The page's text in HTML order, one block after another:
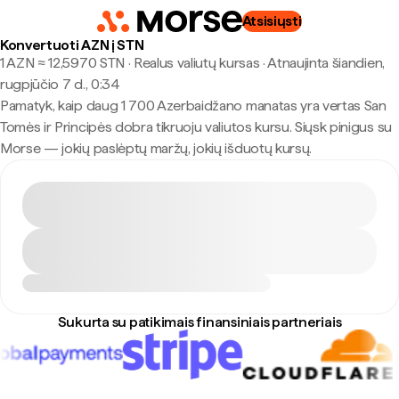
Atsisiųsti
Konvertuoti AZN į STN
1 AZN ≈ 12,5970 STN · Realus valiutų kursas ·Atnaujinta šiandien,
rugpjūčio 7 d., 0:34
Pamatyk, kaip daug 1 700 Azerbaidžano manatas yra vertas San
Tomės ir Principės dobra tikruoju valiutos kursu. Siųsk pinigus su
Morse — jokių paslėptų maržų, jokių išduotų kursų.
Sukurta su patikimais finansiniais partneriais